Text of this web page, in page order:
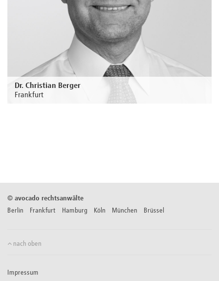
Dr. Christian Berger
Frankfurt
© avocado rechtsanwälte
Berlin Frankfurt Hamburg Köln München Brüssel
nach oben
Impressum